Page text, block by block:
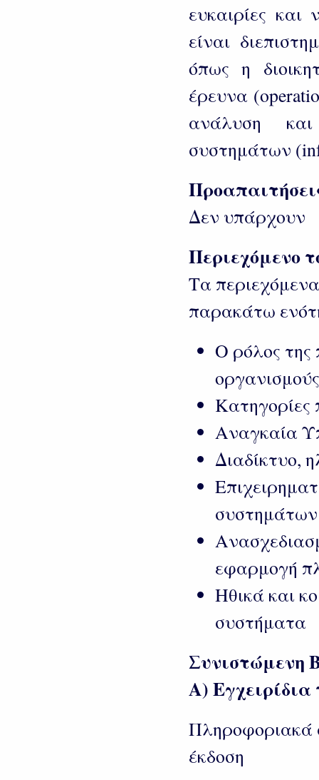
ευκαιρίες
είναι
όπως η
έρευνα
ανάλυση
συστημάτων
Δεν υπάρχουν
Περιεχόμενο
Τα
παρακάτω
Ο ρόλος της
Αναγκαία
Διαδίκτυο,
συστημάτων
εφαρμογή
Ηθικά και
συστήματα
Συνιστώμενη
Α)
Πληροφοριακά
έκδοση